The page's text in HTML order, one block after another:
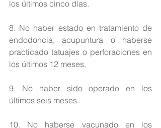
los últimos cinco días.
8. No haber estado en tratamiento de
endodoncia, acupuntura o haberse
practicado tatuajes o perforaciones en
los últimos 12 meses.
9. No haber sido operado en los
últimos seis meses.
10. No haberse vacunado en los